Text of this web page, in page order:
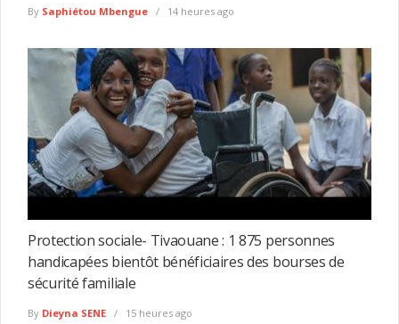
By Saphiétou Mbengue 14 heures ago
Protection sociale- Tivaouane : 1 875 personnes
handicapées bientôt bénéficiaires des bourses de
sécurité familiale
By Dieyna SENE 15 heures ago